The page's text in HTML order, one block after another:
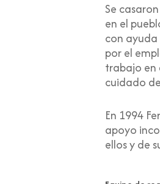
Se
en el
con
por el
trabajo en
cuidado
En 1994
apoyo
ellos y de